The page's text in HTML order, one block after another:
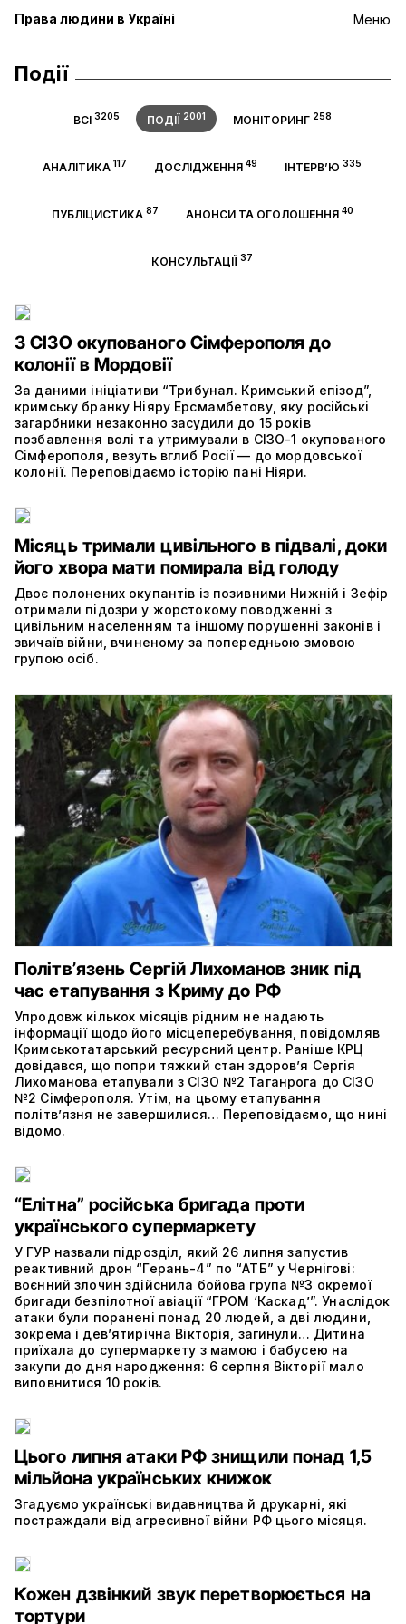
Меню
Права людини в Україні
Події
ВСІ3205 ПОДІЇ2001 МОНІТОРИНГ258
АНАЛІТИКА 117 ДОСЛІДЖЕННЯ 49 ІНТЕРВ’Ю 335
ПУБЛІЦИСТИКА 87 АНОНСИ ТА ОГОЛОШЕННЯ40
КОНСУЛЬТАЦІЇ 37
З СІЗО окупованого Сімферополя до
колонії в Мордовії
За даними ініціативи “Трибунал. Кримський епізод”,
кримську бранку Ніяру Ерсмамбетову, яку російські
загарбники незаконно засудили до 15 років
позбавлення волі та утримували в СІЗО-1 окупованого
Сімферополя, везуть вглиб Росії — до мордовської
колонії. Переповідаємо історію пані Ніяри.
Місяць тримали цивільного в підвалі, доки
його хвора мати помирала від голоду
Двоє полонених окупантів із позивними Нижній і Зефір
отримали підозри у жорстокому поводженні з
цивільним населенням та іншому порушенні законів і
звичаїв війни, вчиненому за попередньою змовою
групою осіб.
Політвʼязень Сергій Лихоманов зник під
час етапування з Криму до РФ
Упродовж кількох місяців рідним не надають
інформації щодо його місцеперебування, повідомляв
Кримськотатарський ресурсний центр. Раніше КРЦ
довідався, що попри тяжкий стан здоров’я Сергія
Лихоманова етапували з СІЗО №2 Таганрога до СІЗО
№2 Сімферополя. Утім, на цьому етапування
політвʼязня не завершилися… Переповідаємо, що нині
відомо.
“Елітна” російська бригада проти
українського супермаркету
У ГУР назвали підрозділ, який 26 липня запустив
реактивний дрон “Герань-4” по “АТБ” у Чернігові:
воєнний злочин здійснила бойова група №3 окремої
бригади безпілотної авіації “ГРОМ ‘Каскад’”. Унаслідок
атаки були поранені понад 20 людей, а дві людини,
зокрема і дев’ятирічна Вікторія, загинули… Дитина
приїхала до супермаркету з мамою і бабусею на
закупи до дня народження: 6 серпня Вікторії мало
виповнитися 10 років.
Цього липня атаки РФ знищили понад 1,5
мільйона українських книжок
Згадуємо українські видавництва й друкарні, які
постраждали від агресивної війни РФ цього місяця.
Кожен дзвінкий звук перетворюється на
тортури